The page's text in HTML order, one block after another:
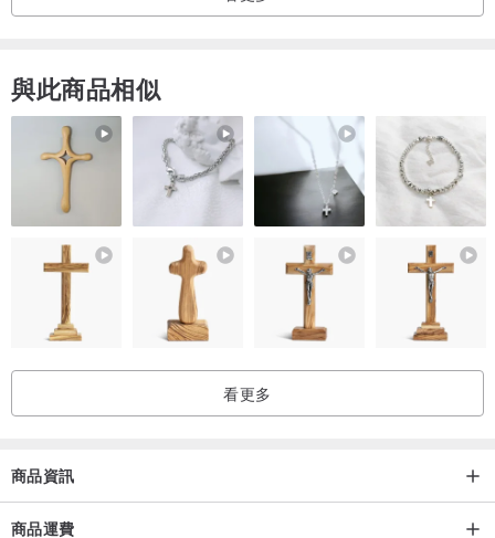
與此商品相似
看更多
商品資訊
商品運費